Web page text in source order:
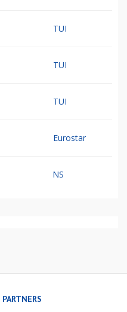
TUI
TUI
TUI
Eurostar
NS
PARTNERS